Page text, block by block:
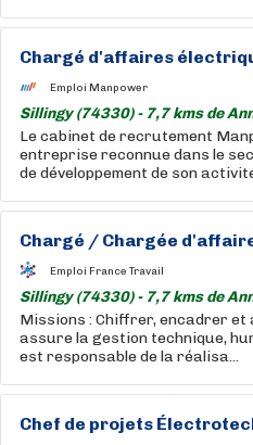
Chargé d'affaires
Emploi Manpower
Sillingy (74330) - 7,7 kms de
Le cabinet de recrutement
entreprise reconnue dans le
de développement de son
Chargé / Chargée
Emploi France Travail
Sillingy (74330) - 7,7 kms de
Missions : Chiffrer, encadrer
assure la gestion technique,
est responsable de la réalisa...
Chef de projets